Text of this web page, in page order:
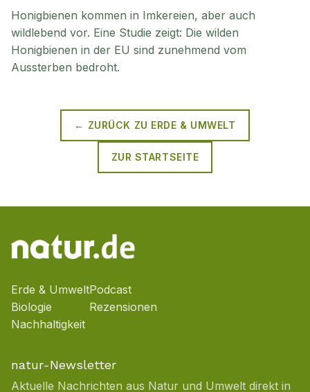
Honigbienen kommen in Imkereien, aber auch
wildlebend vor. Eine Studie zeigt: Die wilden
Honigbienen in der EU sind zunehmend vom
Aussterben bedroht.
← ZURÜCK ZU ERDE & UMWELT
ZUR STARTSEITE
Erde & Umwelt
Biologie
Nachhaltigkeit
Podcast
Rezensionen
natur-Newsletter
Aktuelle Nachrichten aus Natur und Umwelt direkt in